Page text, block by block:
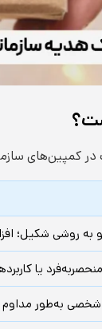
در کمپین‌های
به روشی
یا
به‌طور مداوم